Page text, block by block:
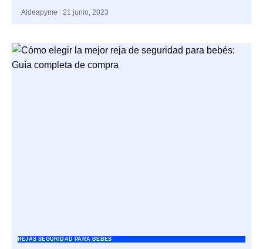
Aldeapyme 21 junio, 2023
REJAS SEGURIDAD PARA BEBES